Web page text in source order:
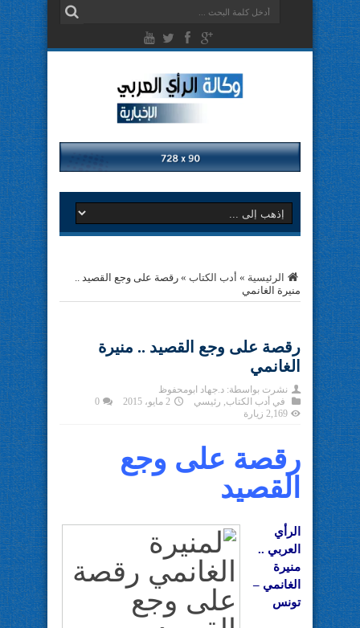
الرئيسية » أدب الكتاب » رقصة على وجع القصيد ..
منيرة الغانمي
رقصة على وجع القصيد .. منيرة
الغانمي
نشرت بواسطة: د.جهاد ابومحفوظ
في أدب الكتاب, رئيسي 2 مايو، 2015
0
2,169 زيارة
رقصة على وجع
القصيد
الرأي
العربي ..
منيرة
الغانمي –
تونس